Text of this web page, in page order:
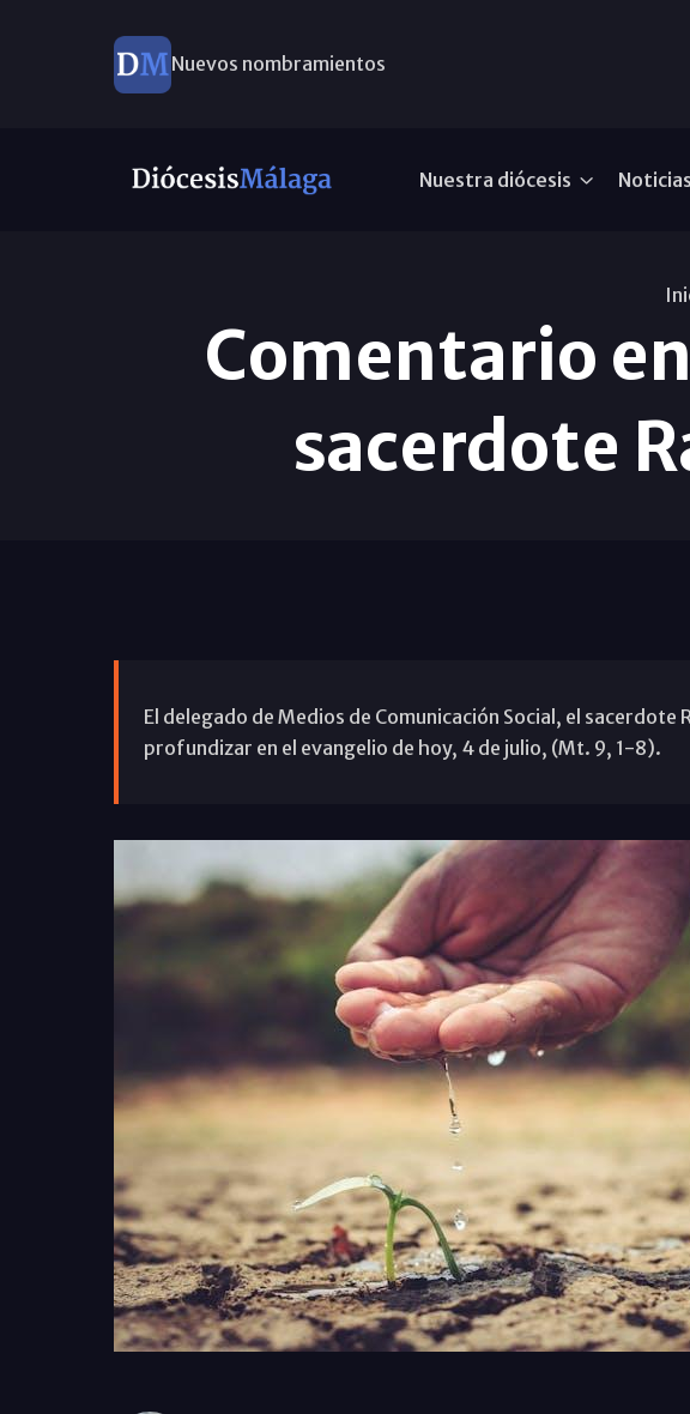
Nuevos nombramientos
Nuestra diócesis Noticias
Comentario
sacerdote
El delegado de Medios de Comunicación Social, el sacerdote
profundizar en el evangelio de hoy, 4 de julio, (Mt. 9, 1-8).